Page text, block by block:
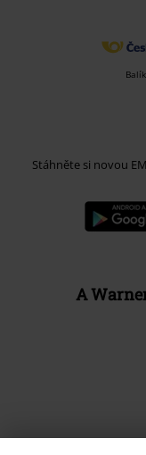
Stáhněte si novou
A